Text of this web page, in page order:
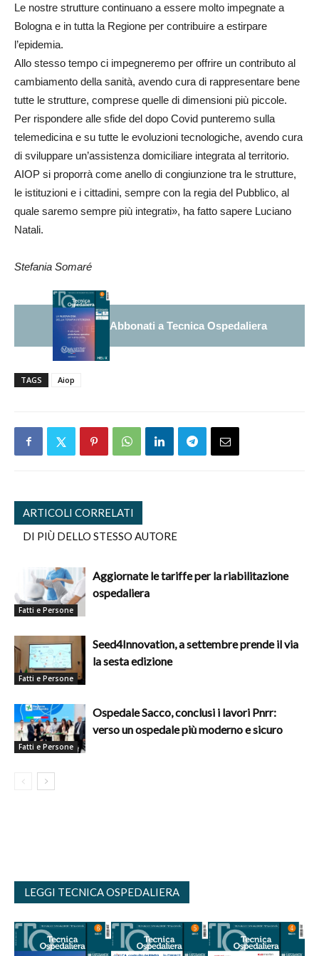
Le nostre strutture continuano a essere molto impegnate a
Bologna e in tutta la Regione per contribuire a estirpare
l’epidemia.
Allo stesso tempo ci impegneremo per offrire un contributo al
cambiamento della sanità, avendo cura di rappresentare bene
tutte le strutture, comprese quelle di dimensioni più piccole.
Per rispondere alle sfide del dopo Covid punteremo sulla
telemedicina e su tutte le evoluzioni tecnologiche, avendo cura
di sviluppare un’assistenza domiciliare integrata al territorio.
AIOP si proporrà come anello di congiunzione tra le strutture,
le istituzioni e i cittadini, sempre con la regia del Pubblico, al
quale saremo sempre più integrati», ha fatto sapere Luciano
Natali.
Stefania Somaré
Abbonati a Tecnica Ospedaliera
TAGS Aiop
ARTICOLI CORRELATI
DI PIÙ DELLO STESSO AUTORE
Fatti e Persone
Aggiornate le tariffe per la riabilitazione
ospedaliera
Fatti e Persone
Seed4Innovation, a settembre prende il via
la sesta edizione
Fatti e Persone
Ospedale Sacco, conclusi i lavori Pnrr:
verso un ospedale più moderno e sicuro
LEGGI TECNICA OSPEDALIERA